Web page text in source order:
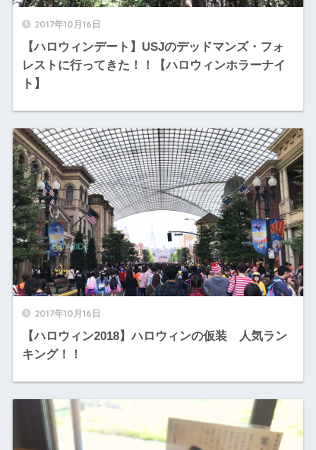
2017年10月16日
【ハロウィンデート】USJのデッドマンズ・フォ
レストに行ってきた！！【ハロウィンホラーナイ
ト】
2017年10月16日
【ハロウィン2018】ハロウィンの仮装 人気ラン
キング！！